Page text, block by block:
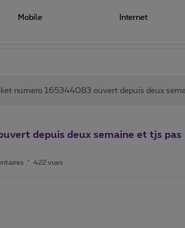
Mobile Internet
numero 165344083 ouvert depuis deux
depuis deux semaine et tjs pas
422 vues